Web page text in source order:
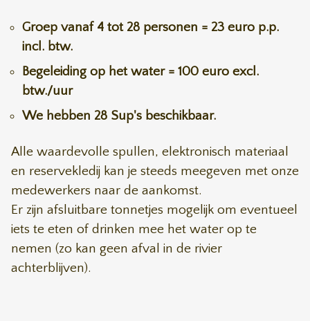
Groep vanaf 4 tot 28 personen = 23 euro p.p.
incl. btw.
Begeleiding op het water = 100 euro excl.
btw./uur
We hebben 28 Sup's beschikbaar.
Alle waardevolle spullen, elektronisch materiaal
en reservekledij kan je steeds meegeven met onze
medewerkers naar de aankomst.
Er zijn afsluitbare tonnetjes mogelijk om eventueel
iets te eten of drinken mee het water op te
nemen (zo kan geen afval in de rivier
achterblijven).